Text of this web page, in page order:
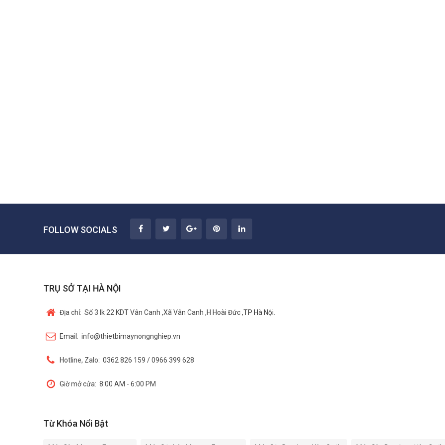
FOLLOW SOCIALS
TRỤ SỞ TẠI HÀ NỘI
Địa chỉ: Số 3 lk 22 KDT Vân Canh ,Xã Vân Canh ,H Hoài Đức ,TP Hà Nội.
Email: info@thietbimaynongnghiep.vn
Hotline, Zalo: 0362 826 159 / 0966 399 628
Giờ mở cửa: 8:00 AM - 6:00 PM
Từ Khóa Nổi Bật